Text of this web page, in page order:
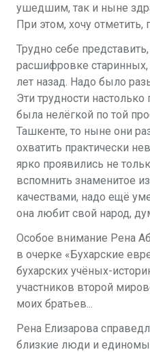
ушедшим, так и ныне
При этом, хочу
Трудно себе
расшифровке
лет назад. Надо было
Эти трудности
была нелёгкой по той
Ташкенте, то ныне они
охватить практически
ярко проявились не
вспомнить знаменитое
качествами, надо ещё
она любит свой народ,
Особое внимание Рена
в очерке «Бухарские
бухарских учёных-
участников второй
моих братьев...
Рена Елизарова
близкие люди и